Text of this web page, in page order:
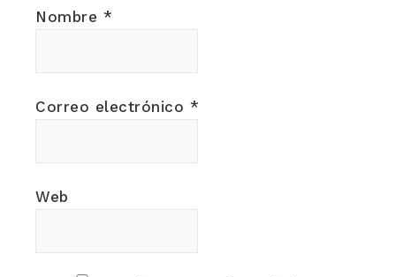
Nombre *
Correo electrónico *
Web